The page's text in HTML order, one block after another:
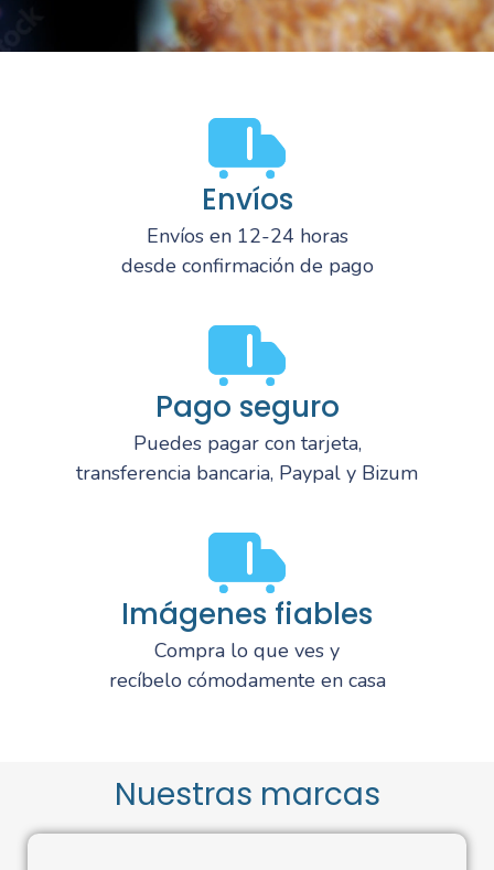
Envíos
Envíos en 12-24 horas
desde confirmación de pago
Pago seguro
Puedes pagar con tarjeta,
transferencia bancaria, Paypal y Bizum
Imágenes fiables
Compra lo que ves y
recíbelo cómodamente en casa
Nuestras marcas